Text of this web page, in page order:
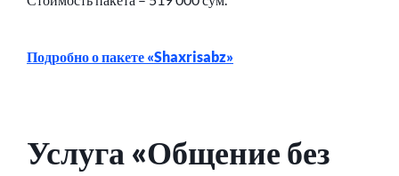
Подробно о пакете «Shaxrisabz»
Услуга «Общение без